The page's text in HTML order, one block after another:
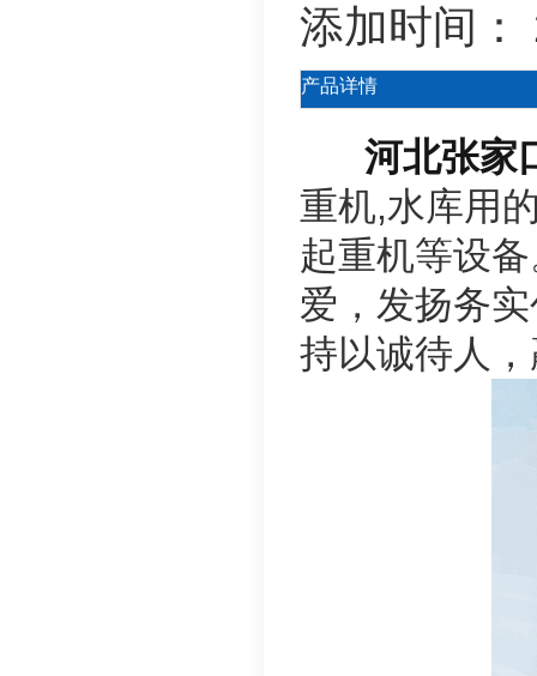
添加时间：
产品详情
河北张家
重机,水库用
起重机等设
爱，发扬务
持以诚待人